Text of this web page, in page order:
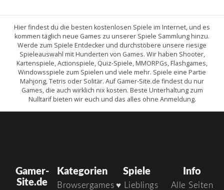
Hier findest du die besten kostenlosen Spiele im Internet, und es
kommen täglich neue Games zu unserer Spiele Sammlung hinzu.
Werde zum Spiele Entdecker und durchstöbere unsere riesige
Spieleauswahl mit Hunderten von Games. Wir haben Shooter,
Kartenspiele, Actionspiele, Quiz-Spiele, MMORPGs, Flashgames,
Windowsspiele zum Spielen und viele mehr. Spiele eine Partie
Mahjong, Tetris oder Solitär. Auf Gamer-Site.de findest du nur
Games, die auch wirklich nix kosten. Beste Unterhaltung zum
Nulltarif bieten wir euch und das alles ohne Anmeldung.
Gamer-
Site.de
Kategorien
Browsergames
Spiele
♥ Lieblings
Info
Alle Seiten